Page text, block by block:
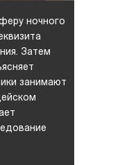
ночного
Затем
занимают